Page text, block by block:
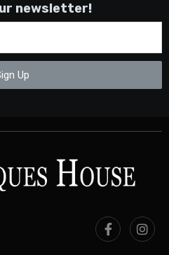
newsletter!
Up